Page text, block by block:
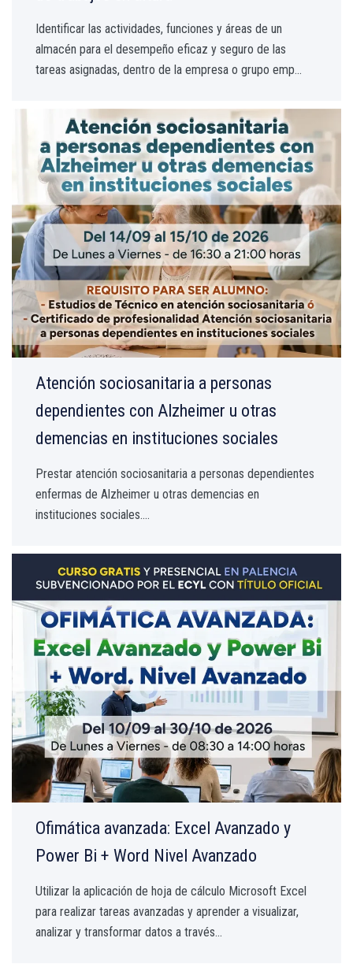
Identificar las actividades, funciones y áreas de un
almacén para el desempeño eficaz y seguro de las
tareas asignadas, dentro de la empresa o grupo emp...
Atención sociosanitaria a personas
dependientes con Alzheimer u otras
demencias en instituciones sociales
Prestar atención sociosanitaria a personas dependientes
enfermas de Alzheimer u otras demencias en
instituciones sociales....
Ofimática avanzada: Excel Avanzado y
Power Bi + Word Nivel Avanzado
Utilizar la aplicación de hoja de cálculo Microsoft Excel
para realizar tareas avanzadas y aprender a visualizar,
analizar y transformar datos a través...